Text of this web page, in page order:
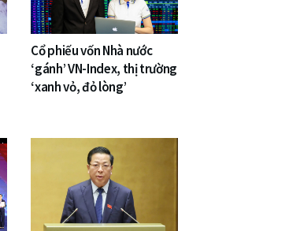
Cổ phiếu vốn Nhà nước
‘gánh’ VN-Index, thị trường
‘xanh vỏ, đỏ lòng’